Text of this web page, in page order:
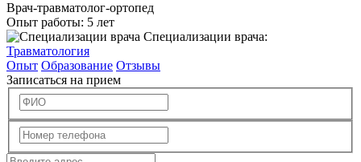
Врач-травматолог-ортопед
Опыт работы: 5 лет
Специализации врача:
Травматология
Опыт Образование Отзывы
Записаться на прием